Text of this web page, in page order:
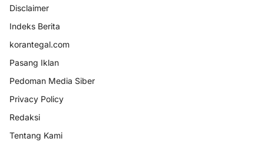
Disclaimer
Indeks Berita
korantegal.com
Pasang Iklan
Pedoman Media Siber
Privacy Policy
Redaksi
Tentang Kami